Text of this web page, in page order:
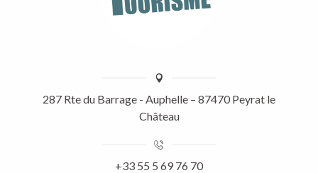
287 Rte du Barrage - Auphelle – 87470 Peyrat le
Château
+33 55 5 69 76 70